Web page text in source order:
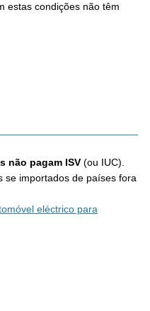
estas condições não têm
não pagam ISV(ou IUC).
se importados de países fora
eléctrico para